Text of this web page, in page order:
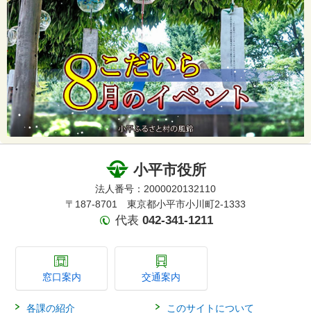
小平市役所
法人番号：2000020132110
〒187-8701 東京都小平市小川町2-1333
代表 042-341-1211
窓口案内 交通案内
各課の紹介 このサイトについて